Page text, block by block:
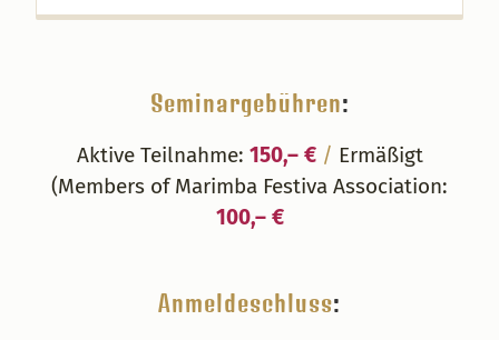
Seminargebühren:
Aktive Teilnahme: 150,– € / Ermäßigt
(Members of Marimba Festiva Association:
100,– €
Anmeldeschluss: